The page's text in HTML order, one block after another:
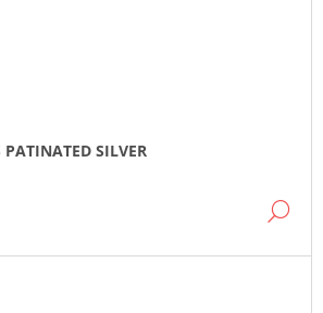
PATINATED SILVER